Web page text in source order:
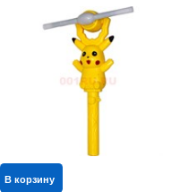
В корзину